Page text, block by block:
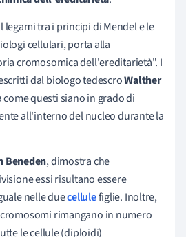
legami tra i principi di Mendel e le
cellulari, porta alla
cromosomica dell'ereditarietà". I
dal biologo tedescroWalther
come questi siano in grado di
all'interno del nucleo durante la
Beneden, dimostra che
essi risultano essere
nelle duecellulefiglie. Inoltre,
rimangano in numero
le cellule (diploidi)